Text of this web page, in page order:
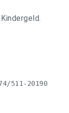
511-20190